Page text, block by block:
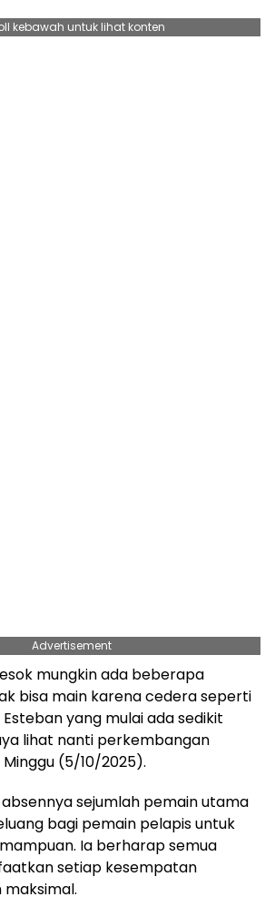
kebawah untuk lihat konten
Advertisement
mungkin ada beberapa
bisa main karena cedera seperti
Esteban yang mulai ada sedikit
lihat nanti perkembangan
Minggu (5/10/2025).
sejumlah pemain utama
bagi pemain pelapis untuk
Ia berharap semua
setiap kesempatan